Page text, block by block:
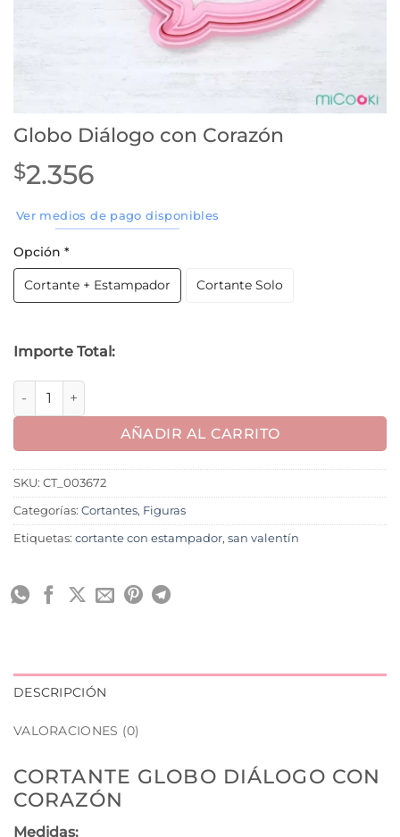
Globo Diálogo con Corazón
$2.356
Ver medios de pago disponibles
Opción *
Cortante + Estampador Cortante Solo
Importe Total:
Globo Diálogo con Corazón cantidad
AÑADIR AL CARRITO
SKU: CT_003672
Categorías: Cortantes, Figuras
Etiquetas: cortante con estampador, san valentín
DESCRIPCIÓN
VALORACIONES (0)
CORTANTE GLOBO DIÁLOGO CON
CORAZÓN
Medidas: